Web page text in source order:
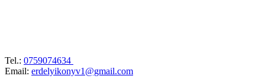
Tel.: 0759074634
Email: erdelyikonyv1@gmail.com